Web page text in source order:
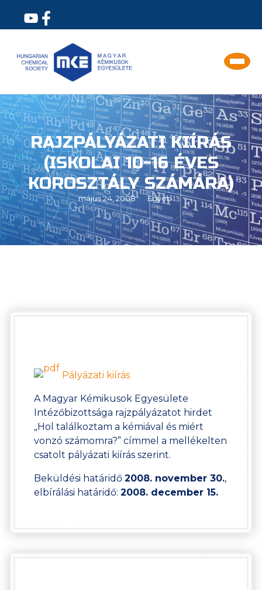
RAJZPÁLYÁZATI KIÍRÁS
(ISKOLAI 10-16 ÉVES
KOROSZTÁLY SZÁMÁRA)
május 24, 2008 Egyéb
Pályázati kiírás
A Magyar Kémikusok Egyesülete
Intézőbizottsága rajzpályázatot hirdet
„Hol találkoztam a kémiával és miért
vonzó számomra?” címmel a mellékelten
csatolt pályázati kiírás szerint.
Beküldési határidő 2008. november 30.,
elbírálási határidő: 2008. december 15.